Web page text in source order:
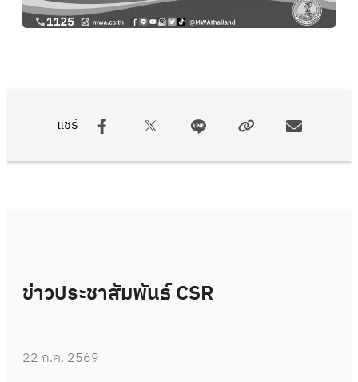
แชร์
ข่าวประชาสัมพันธ์ CSR
22 ก.ค. 2569